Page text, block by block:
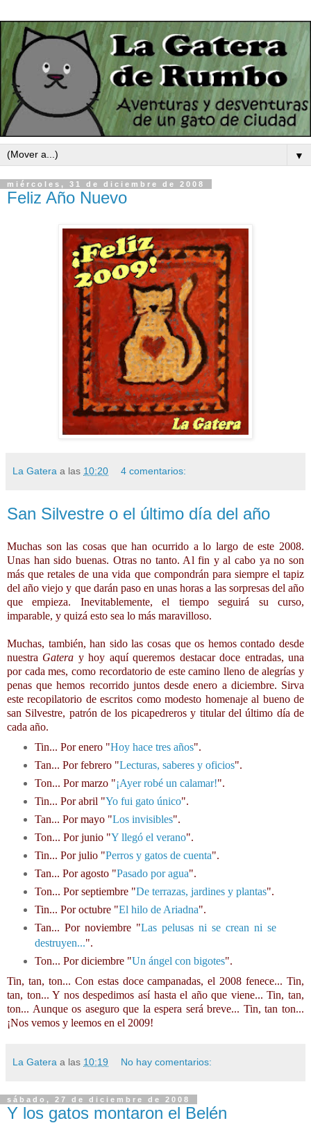
▼
miércoles, 31 de diciembre de 2008
Feliz Año Nuevo
La Gatera a las 10:20 4 comentarios:
San Silvestre o el último día del año
Muchas son las cosas que han ocurrido a lo largo de este 2008.
Unas han sido buenas. Otras no tanto. Al fin y al cabo ya no son
más que retales de una vida que compondrán para siempre el tapiz
del año viejo y que darán paso en unas horas a las sorpresas del año
que empieza. Inevitablemente, el tiempo seguirá su curso,
imparable, y quizá esto sea lo más maravilloso.
Muchas, también, han sido las cosas que os hemos contado desde
nuestra Gatera y hoy aquí queremos destacar doce entradas, una
por cada mes, como recordatorio de este camino lleno de alegrías y
penas que hemos recorrido juntos desde enero a diciembre. Sirva
este recopilatorio de escritos como modesto homenaje al bueno de
san Silvestre, patrón de los picapedreros y titular del último día de
cada año.
Tin... Por enero "Hoy hace tres años".
Tan... Por febrero "Lecturas, saberes y oficios".
Ton... Por marzo "¡Ayer robé un calamar!".
Tin... Por abril "Yo fui gato único".
Tan... Por mayo "Los invisibles".
Ton... Por junio "Y llegó el verano".
Tin... Por julio "Perros y gatos de cuenta".
Tan... Por agosto "Pasado por agua".
Ton... Por septiembre "De terrazas, jardines y plantas".
Tin... Por octubre "El hilo de Ariadna".
Tan... Por noviembre "Las pelusas ni se crean ni se
destruyen...".
Ton... Por diciembre "Un ángel con bigotes".
Tin, tan, ton... Con estas doce campanadas, el 2008 fenece... Tin,
tan, ton... Y nos despedimos así hasta el año que viene... Tin, tan,
ton... Aunque os aseguro que la espera será breve... Tin, tan ton...
¡Nos vemos y leemos en el 2009!
La Gatera a las 10:19 No hay comentarios:
sábado, 27 de diciembre de 2008
Y los gatos montaron el Belén